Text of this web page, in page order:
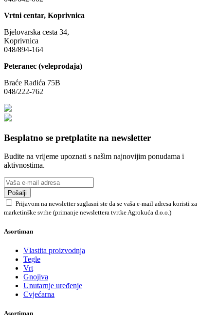
Vrtni centar, Koprivnica
Bjelovarska cesta 34,
Koprivnica
048/894-164
Peteranec (veleprodaja)
Braće Radića 75B
048/222-762
Besplatno se pretplatite na newsletter
Budite na vrijeme upoznati s našim najnovijim ponudama i
aktivnostima.
Pošalji
Prijavom na newsletter suglasni ste da se vaša e-mail adresa koristi za
marketinške svrhe (primanje newslettera tvrtke Agrokuća d.o.o.)
Asortiman
Vlastita proizvodnja
Tegle
Vrt
Gnojiva
Unutarnje uređenje
Cvjećarna
Asortiman